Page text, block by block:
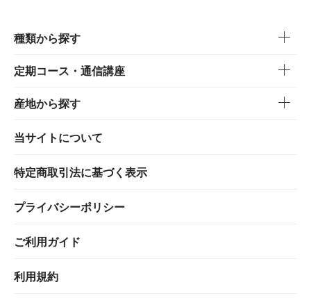
種類から探す
定期コース・通信講座
産地から探す
当サイトについて
特定商取引法に基づく表示
プライバシーポリシー
ご利用ガイド
利用規約